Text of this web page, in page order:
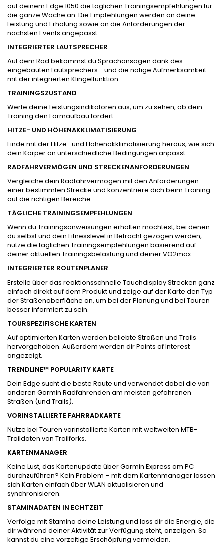
auf deinem Edge 1050 die täglichen Trainingsempfehlungen für
die ganze Woche an. Die Empfehlungen werden an deine
Leistung und Erholung sowie an die Anforderungen der
nächsten Events angepasst.
INTEGRIERTER LAUTSPRECHER
Auf dem Rad bekommst du Sprachansagen dank des
eingebauten Lautsprechers - und die nötige Aufmerksamkeit
mit der integrierten Klingelfunktion.
TRAININGSZUSTAND
Werte deine Leistungsindikatoren aus, um zu sehen, ob dein
Training den Formaufbau fördert.
HITZE- UND HÖHEN­AKKLIMATISIERUNG
Finde mit der Hitze- und Höhenakklimatisierung heraus, wie sich
dein Körper an unterschiedliche Bedingungen anpasst.
RADFAHRVERMÖGEN UND STRECKEN­ANFORDERUNGEN
Vergleiche dein Radfahrvermögen mit den Anforderungen
einer bestimmten Strecke und konzentriere dich beim Training
auf die richtigen Bereiche.
TÄGLICHE TRAININGS­EMPFEHLUNGEN
Wenn du Trainingsanweisungen erhalten möchtest, bei denen
du selbst und dein Fitnesslevel in Betracht gezogen werden,
nutze die täglichen Trainingsempfehlungen basierend auf
deiner aktuellen Trainingsbelastung und deiner VO2max.
INTEGRIERTER ROUTENPLANER
Erstelle über das reaktionsschnelle Touchdisplay Strecken ganz
einfach direkt auf dem Produkt und zeige auf der Karte den Typ
der Straßenoberfläche an, um bei der Planung und bei Touren
besser informiert zu sein.
TOURSPEZIFISCHE KARTEN
Auf optimierten Karten werden beliebte Straßen und Trails
hervorgehoben. Außerdem werden dir Points of Interest
angezeigt.
TRENDLINE™ POPULARITY KARTE
Dein Edge sucht die beste Route und verwendet dabei die von
anderen Garmin Radfahrenden am meisten gefahrenen
Straßen (und Trails).
VORINSTALLIERTE FAHRRADKARTE
Nutze bei Touren vorinstallierte Karten mit weltweiten MTB-
Traildaten von Trailforks.
KARTENMANAGER
Keine Lust, das Kartenupdate über Garmin Express am PC
durchzuführen? Kein Problem – mit dem Kartenmanager lassen
sich Karten einfach über WLAN aktualisieren und
synchronisieren.
STAMINADATEN IN ECHTZEIT
Verfolge mit Stamina deine Leistung und lass dir die Energie, die
dir während deiner Aktivität zur Verfügung steht, anzeigen. So
kannst du eine vorzeitige Erschöpfung vermeiden.